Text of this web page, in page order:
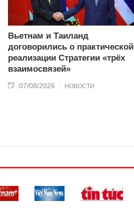
Вьетнам и Таиланд
договорились о практической
реализации Стратегии «трёх
взаимосвязей»
07/08/2026 НОВОСТИ